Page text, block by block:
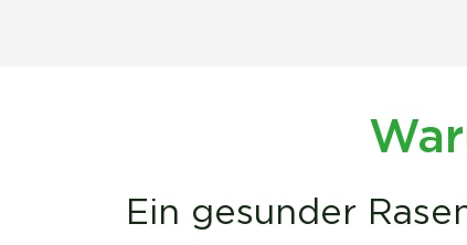
Ein gesunder